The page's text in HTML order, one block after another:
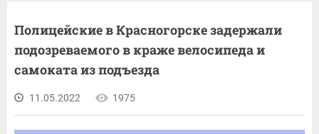
Полицейские в Красногорске задержали
подозреваемого в краже велосипеда и
самоката из подъезда
11.05.2022 1975